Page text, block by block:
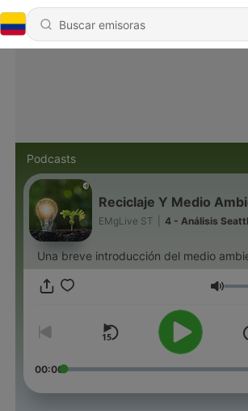
Podcasts
Reciclaje Y Medio
EMgLive ST 4 - Análisis
Una breve introducción del medio
00:00